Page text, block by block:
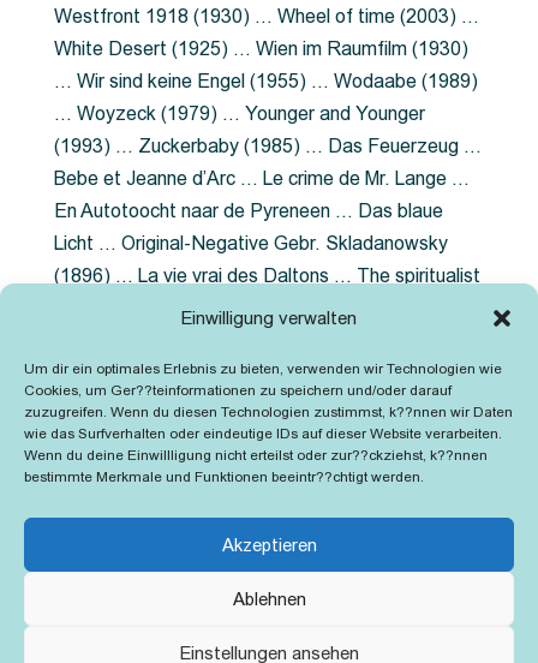
Einwilligung verwalten
Um dir ein optimales Erlebnis zu bieten, verwenden wir Technologien wie
Cookies, um Ger??teinformationen zu speichern und/oder darauf
zuzugreifen. Wenn du diesen Technologien zustimmst, k??nnen wir Daten
wie das Surfverhalten oder eindeutige IDs auf dieser Website verarbeiten.
Wenn du deine Einwillligung nicht erteilst oder zur??ckziehst, k??nnen
bestimmte Merkmale und Funktionen beeintr??chtigt werden.
Akzeptieren
Ablehnen
Einstellungen ansehen
Westfront 1918 (1930) … Wheel of time (2003) …
White Desert (1925) … Wien im Raumfilm (1930)
… Wir sind keine Engel (1955) … Wodaabe (1989)
… Woyzeck (1979) … Younger and Younger
(1993) … Zuckerbaby (1985) … Das Feuerzeug …
Bebe et Jeanne d’Arc … Le crime de Mr. Lange …
En Autotoocht naar de Pyreneen … Das blaue
Licht … Original-Negative Gebr. Skladanowsky
(1896) … La vie vrai des Daltons … The spiritualist
photographer … Feuer im Fjord … The Song of the
Grubenlampe … Tolstoy … Grün ist die Heide …
Lady Hamilton … Mütter verzaget nicht …
Ruttmann Werbefilme